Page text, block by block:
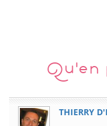
Qu'en
THIERRY